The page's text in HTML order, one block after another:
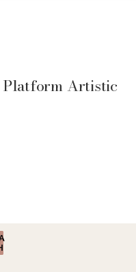
Platform Artistic